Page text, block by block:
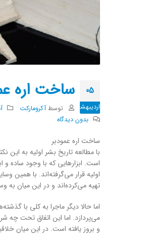
05
اردیبهشت
ساخت اره
توسطآکرومارکت
بدون دیدگاه
ساخت اره عمودبر
با مطالعه تاریخ بشر اولیه به این
است. ابزارهایی که با وجود ساده و
اولیه قرار می‌گرفته‌اند. با همین
تهیه می‌کرده‌اند و در این میان
اما حالا دیگر ماجرا به کلی با
می‌پردازد. اما این اتفاق تحت چه
و بروز یافته است. در این میان